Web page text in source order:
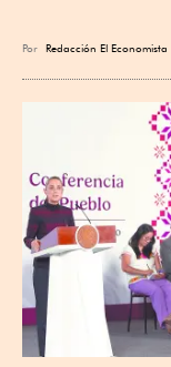
Por Redacción El Economista